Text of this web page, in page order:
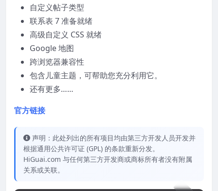
自定义帖子类型
联系表 7 准备就绪
高级自定义 CSS 就绪
Google 地图
跨浏览器兼容性
包含儿童主题，可帮助您充分利用它。
还有更多……
官方链接
声明：此处列出的所有项目均由第三方开发人员开发并
根据通用公共许可证 (GPL) 的条款重新分发。
HiGuai.com 与任何第三方开发商或商标所有者没有附属
关系或关联。